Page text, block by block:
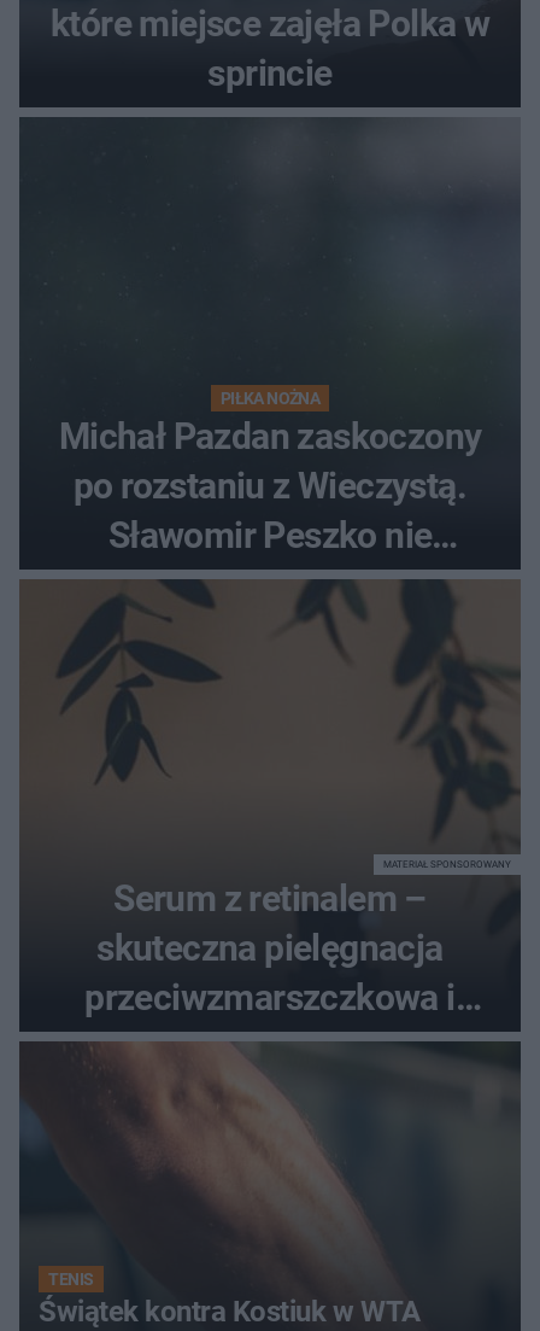
które miejsce zajęła Polka w
sprincie
PIŁKA NOŻNA
Michał Pazdan zaskoczony
po rozstaniu z Wieczystą.
Sławomir Peszko nie
dotrzymał słowa?
Serum z retinalem –
skuteczna pielęgnacja
przeciwzmarszczkowa i
regenerująca
MATERIAŁ SPONSOROWANY
TENIS
Świątek kontra Kostiuk w WTA